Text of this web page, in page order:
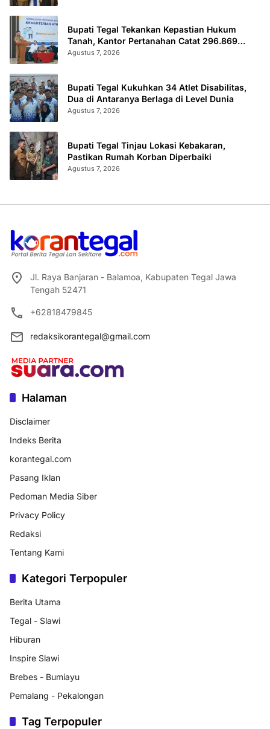
Bupati Tegal Tekankan Kepastian Hukum
Tanah, Kantor Pertanahan Catat 296.869
Sertifikat Terbit
Agustus 7, 2026
Bupati Tegal Kukuhkan 34 Atlet Disabilitas,
Dua di Antaranya Berlaga di Level Dunia
Agustus 7, 2026
Bupati Tegal Tinjau Lokasi Kebakaran,
Pastikan Rumah Korban Diperbaiki
Agustus 7, 2026
Jl. Raya Banjaran - Balamoa, Kabupaten Tegal Jawa
Tengah 52471
+62818479845
redaksikorantegal@gmail.com
Halaman
Disclaimer
Indeks Berita
korantegal.com
Pasang Iklan
Pedoman Media Siber
Privacy Policy
Redaksi
Tentang Kami
Kategori Terpopuler
Berita Utama
Tegal - Slawi
Hiburan
Inspire Slawi
Brebes - Bumiayu
Pemalang - Pekalongan
Tag Terpopuler